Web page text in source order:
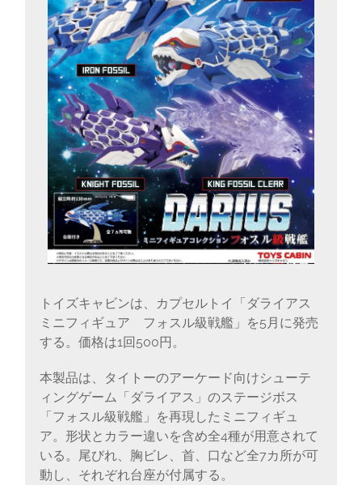
トイズキャビンは、カプセルトイ「ダライアス
ミニフィギュア フォスル級戦艦」を5月に発売
する。価格は1回500円。
本製品は、タイトーのアーケード向けシューテ
ィングゲーム「ダライアス」のステージボス
「フォスル級戦艦」を再現したミニフィギュ
ア。形状とカラー違いを含め全4種が用意されて
いる。尾びれ、胸ビレ、首、口など全7カ所が可
動し、それぞれ台座が付属する。